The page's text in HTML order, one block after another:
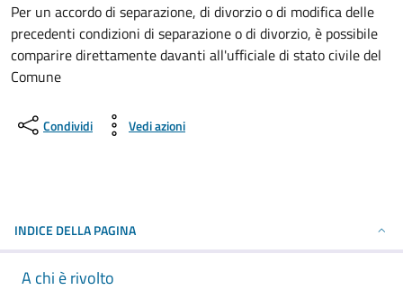
Per un accordo di separazione, di divorzio o di modifica delle
precedenti condizioni di separazione o di divorzio, è possibile
comparire direttamente davanti all'ufficiale di stato civile del
Comune
Condividi Vedi azioni
INDICE DELLA PAGINA
A chi è rivolto